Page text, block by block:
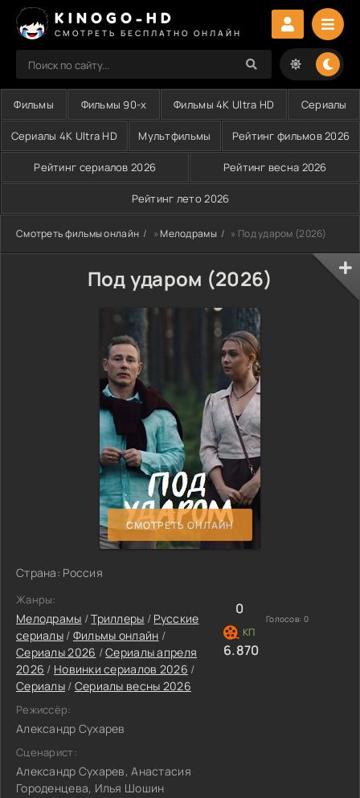
KINOGO-HD
СМОТРЕТЬ БЕСПЛАТНО ОНЛАЙН
Фильмы Фильмы 90-х Фильмы 4K Ultra HD Сериалы
Сериалы 4K Ultra HD Мультфильмы Рейтинг фильмов 2026
Рейтинг сериалов 2026 Рейтинг весна 2026
Рейтинг лето 2026
Смотреть фильмы онлайн »Мелодрамы » Под ударом (2026)
Под ударом (2026)
СМОТРЕТЬ ОНЛАЙН
Страна: Россия
Жанры:
Мелодрамы /Триллеры / Русские
сериалы/ Фильмы онлайн /
Сериалы 2026 /Сериалы апреля
2026 / Новинки сериалов 2026 /
Сериалы/ Сериалы весны 2026
Режиссёр:
Александр Сухарев
Сценарист:
Александр Сухарев, Анастасия
Городенцева, Илья Шошин
0
Голосов: 0
6.870